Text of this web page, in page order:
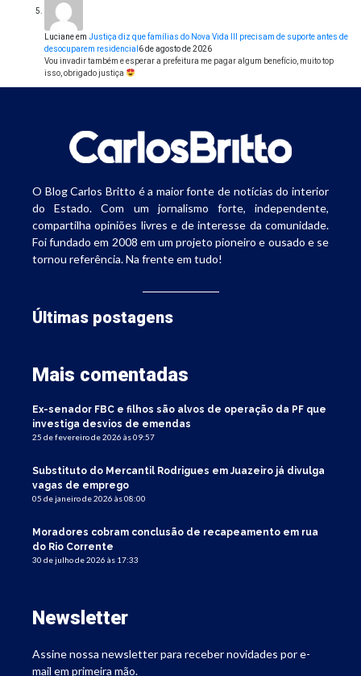
Lucianeem Justiça diz que famílias do Nova Vida III precisam de suporte antes de
desocuparem residencial 6 de agosto de 2026
Vou invadir também e esperar a prefeitura me pagar algum benefício, muito top
isso, obrigado justiça
O Blog Carlos Britto é a maior fonte de notícias do interior
do Estado. Com um jornalismo forte, independente,
compartilha opiniões livres e de interesse da comunidade.
Foi fundado em 2008 em um projeto pioneiro e ousado e se
tornou referência. Na frente em tudo!
Últimas postagens
Mais comentadas
Ex-senador FBC e filhos são alvos de operação da PF que
investiga desvios de emendas
25 de fevereiro de 2026 às 09:57
Substituto do Mercantil Rodrigues em Juazeiro já divulga
vagas de emprego
05 de janeiro de 2026 às 08:00
Moradores cobram conclusão de recapeamento em rua
do Rio Corrente
30 de julho de 2026 às 17:33
Newsletter
Assine nossa newsletter para receber novidades por e-
mail em primeira mão.